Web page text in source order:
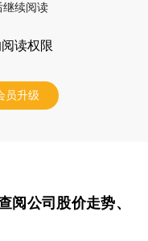
继续阅读
读权限
员升级
阅公司股价走势、